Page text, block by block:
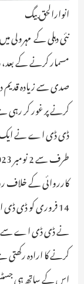
انوارالحق بیگ
مسمار کرنے کے بعد،
صدی سے زیادہ قدیم
کرنے پر غور کر
ڈی ڈی اے نے ایک
کارروائی کے خلاف
14 فروری کو
نے ڈی ڈی اے سے
کرنے کا ارادہ رکھتی
اس کے ساتھ ہی جسٹس